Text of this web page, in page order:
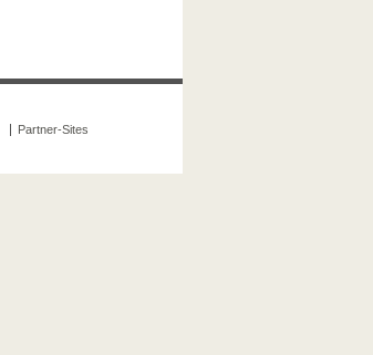
Partner-Sites